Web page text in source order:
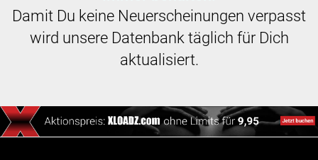
Damit Du keine Neuerscheinungen verpasst
wird unsere Datenbank täglich für Dich
aktualisiert.